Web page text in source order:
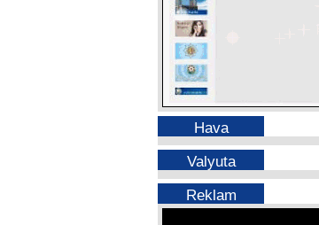
Hava
Valyuta
Reklam